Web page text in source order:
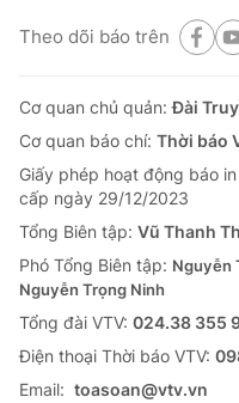
Theo dõi báo trên
Cơ quan chủ quản:Đài
Cơ quan báo chí: Thời báo
Giấy phép hoạt động báo
cấp ngày 29/12/2023
Tổng Biên tập: Vũ Thanh
Phó Tổng Biên tập: Nguyễn
Nguyễn Trọng Ninh
Tổng đài VTV: 024.38 355
Ðiện thoại Thời báo VTV:
Email: toasoan@vtv.vn